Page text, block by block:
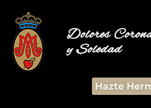
Dolores
y Soledad
Hazte